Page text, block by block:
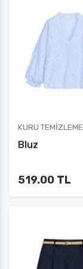
KURU TEMIZLEME
Bluz
519.00 TL